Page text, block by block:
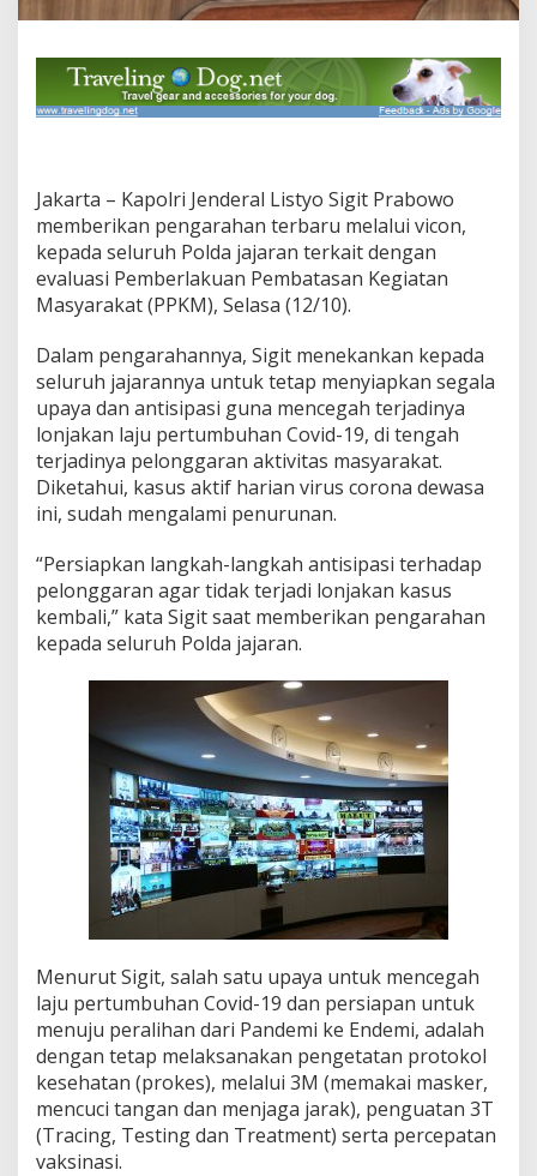
e
r
u
m
b
n
C
v
i
d
1
9
d
a
n
M
a
k
s
m
a
l
a
P
e
r
s
i
a
p
a
n
E
e
t
I
t
e
r
n
a
Jakarta – Kapolri Jenderal Listyo Sigit Prabowo
memberikan pengarahan terbaru melalui vicon,
kepada seluruh Polda jajaran terkait dengan
evaluasi Pemberlakuan Pembatasan Kegiatan
Masyarakat (PPKM), Selasa (12/10).
Dalam pengarahannya, Sigit menekankan kepada
seluruh jajarannya untuk tetap menyiapkan segala
upaya dan antisipasi guna mencegah terjadinya
lonjakan laju pertumbuhan Covid-19, di tengah
terjadinya pelonggaran aktivitas masyarakat.
Diketahui, kasus aktif harian virus corona dewasa
ini, sudah mengalami penurunan.
“Persiapkan langkah-langkah antisipasi terhadap
pelonggaran agar tidak terjadi lonjakan kasus
kembali,” kata Sigit saat memberikan pengarahan
kepada seluruh Polda jajaran.
Menurut Sigit, salah satu upaya untuk mencegah
laju pertumbuhan Covid-19 dan persiapan untuk
menuju peralihan dari Pandemi ke Endemi, adalah
dengan tetap melaksanakan pengetatan protokol
kesehatan (prokes), melalui 3M (memakai masker,
mencuci tangan dan menjaga jarak), penguatan 3T
(Tracing, Testing dan Treatment) serta percepatan
vaksinasi.